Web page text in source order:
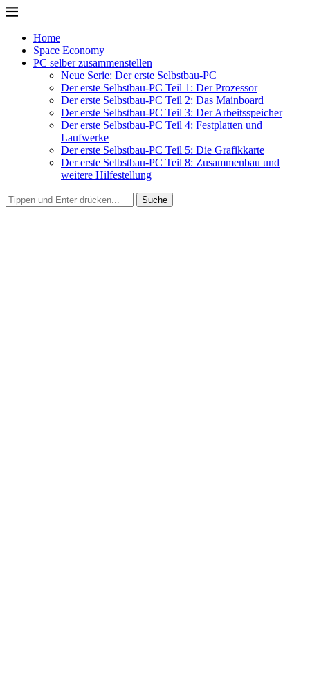
Home
Space Economy
PC selber zusammenstellen
Neue Serie: Der erste Selbstbau-PC
Der erste Selbstbau-PC Teil 1: Der Prozessor
Der erste Selbstbau-PC Teil 2: Das Mainboard
Der erste Selbstbau-PC Teil 3: Der Arbeitsspeicher
Der erste Selbstbau-PC Teil 4: Festplatten und
Laufwerke
Der erste Selbstbau-PC Teil 5: Die Grafikkarte
Der erste Selbstbau-PC Teil 8: Zusammenbau und
weitere Hilfestellung
Suche